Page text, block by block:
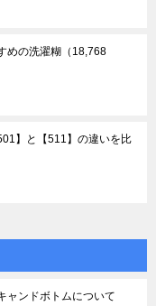
めの洗濯糊 （18,768
】と【511】の違いを比
ャンドボトムについて